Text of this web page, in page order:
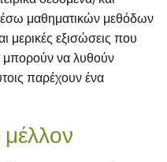
μαθηματικών μεθόδων
μερικές εξισώσεις που
μπορούν να λυθούν
παρέχουν ένα